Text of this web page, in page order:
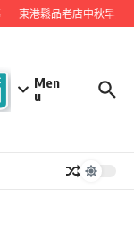
東港鬆品老店中秋早鳥
Men
u